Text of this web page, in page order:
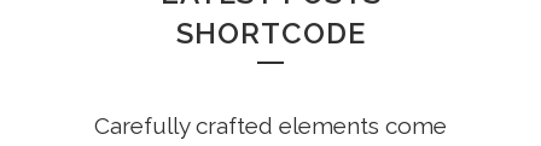
SHORTCODE
Carefully crafted elements come